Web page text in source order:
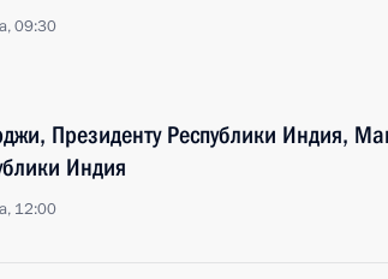
09:30
Президенту Республики Индия,
Индия
12:00